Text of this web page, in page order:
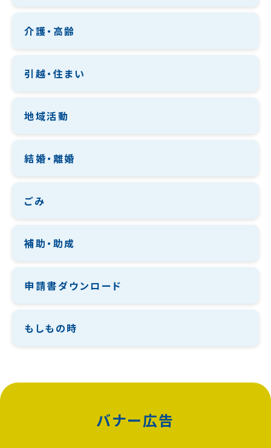
介護・高齢
引越・住まい
地域活動
結婚・離婚
ごみ
補助・助成
申請書ダウンロード
もしもの時
バナー広告